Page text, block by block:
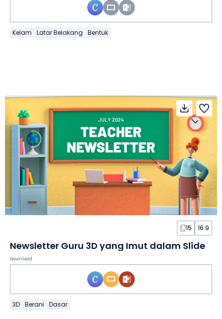
Kelam Latar Belakang Bentuk
15 16:9
Newsletter Guru 3D yang Imut dalam Slide
Download
3D Berani Dasar